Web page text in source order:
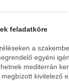
feladatköre
a
egyéni
mediterrán
kivitelező